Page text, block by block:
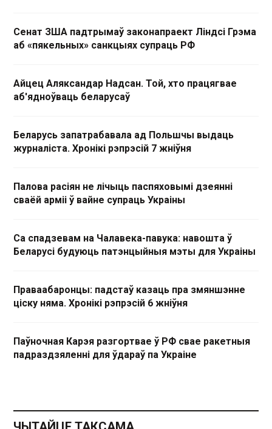
Сенат ЗША падтрымаў законапраект Ліндсі Грэма
аб «пякельных» санкцыях супраць РФ
Айцец Аляксандар Надсан. Той, хто працягвае
аб'ядноўваць беларусаў
Беларусь запатрабавала ад Польшчы выдаць
журналіста. Хронікі рэпрэсій 7 жніўня
Палова расіян не лічыць паспяховымі дзеянні
сваёй арміі ў вайне супраць Украіны
Са спадзевам на Чалавека-павука: навошта ў
Беларусі будуюць патэнцыйныя мэты для Украіны
Праваабаронцы: падстаў казаць пра змяншэнне
ціску няма. Хронікі рэпрэсій 6 жніўня
Паўночная Карэя разгортвае ў РФ свае ракетныя
падраздзяленні для ўдараў па Украіне